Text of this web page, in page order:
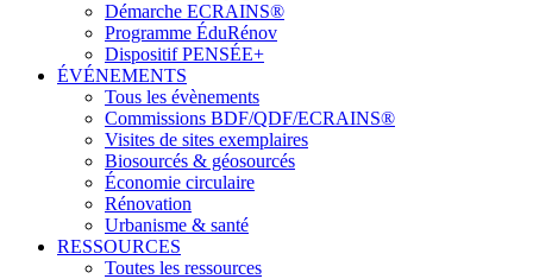
Démarche ECRAINS®
Programme ÉduRénov
Dispositif PENSÉE+
ÉVÉNEMENTS
Tous les évènements
Commissions BDF/QDF/ECRAINS®
Visites de sites exemplaires
Biosourcés & géosourcés
Économie circulaire
Rénovation
Urbanisme & santé
RESSOURCES
Toutes les ressources